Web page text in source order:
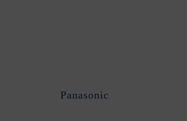
Panasonic